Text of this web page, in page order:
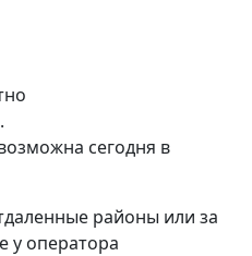
сегодня в
районы или за
у оператора